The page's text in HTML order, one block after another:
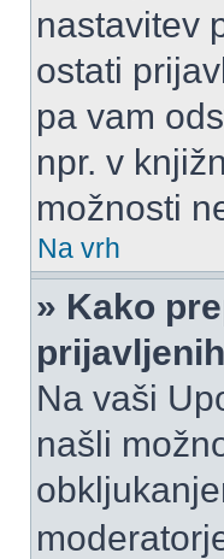
nastavitev
ostati
pa vam
npr. v
možnosti
Na vrh
» Kako
Na vaši
našli